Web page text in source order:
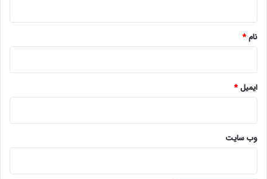
نام*
ایمیل*
وب‌ سایت